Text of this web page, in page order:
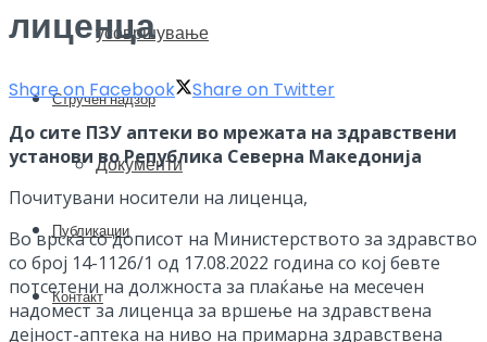
усовршување
Стручен надзор
Документи
Публикации
Контакт
лиценца
Share on Facebook Share on Twitter
До сите ПЗУ aптеки во мрежата на здравствени
установи во Република Северна Македонија
Почитувани носители на лиценца,
Во врска со дописот на Министерството за здравство
со број 14-1126/1 од 17.08.2022 година со кој бевте
потсетени на должноста за плаќање на месечен
надомест за лиценца за вршење на здравствена
дејност-аптека на ниво на примарна здравствена